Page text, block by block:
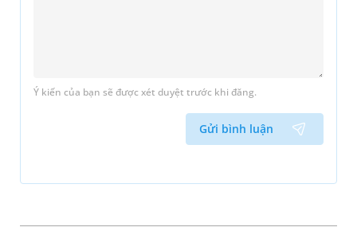
Ý kiến của bạn sẽ được xét duyệt trước khi đăng.
Gửi bình luận